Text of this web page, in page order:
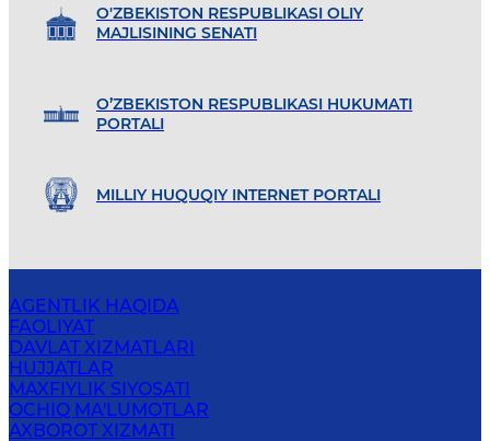
O'ZBEKISTON RESPUBLIKASI OLIY
MAJLISINING SENATI
O’ZBEKISTON RESPUBLIKASI HUKUMATI
PORTALI
MILLIY HUQUQIY INTERNET PORTALI
AGENTLIK HAQIDA
FAOLIYAT
DAVLAT XIZMATLARI
HUJJATLAR
MAXFIYLIK SIYOSATI
OCHIQ MA'LUMOTLAR
AXBOROT XIZMATI